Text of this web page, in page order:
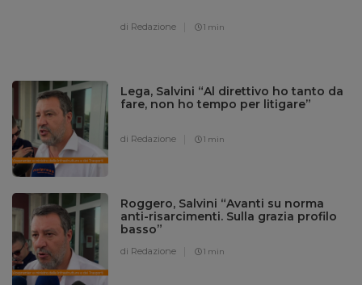
di Redazione 1 min
Lega, Salvini “Al direttivo ho tanto da
fare, non ho tempo per litigare”
di Redazione 1 min
Roggero, Salvini “Avanti su norma
anti-risarcimenti. Sulla grazia profilo
basso”
di Redazione 1 min